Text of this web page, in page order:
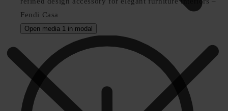
Open media 1 in modal